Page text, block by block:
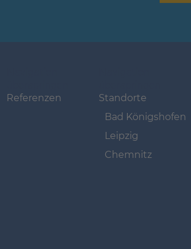
Referenzen
Standorte
Bad Königshofen
Leipzig
Chemnitz